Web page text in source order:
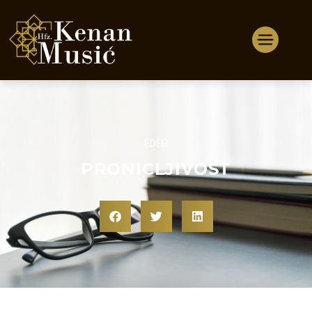
PRONICLJIVOST